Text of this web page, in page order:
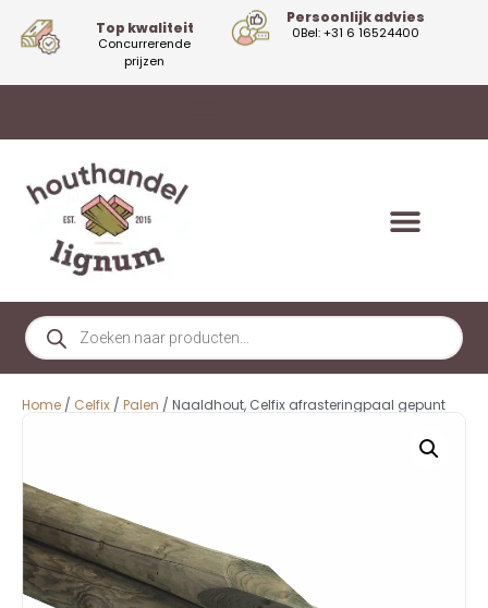
Top kwaliteit
Concurrerende
prijzen
Persoonlijk advies
0Bel: +31 6 16524400
Home / Celfix / Palen / Naaldhout, Celfix afrasteringpaal gepunt